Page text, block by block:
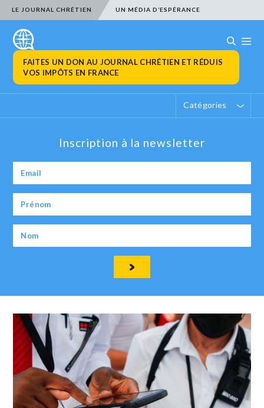
LE JOURNAL CHRÉTIEN UN MÉDIA D’ESPÉRANCE
FAITES UN DON AU JOURNAL CHRÉTIEN ET RÉDUIS
VOS IMPÔTS EN FRANCE
Catégories
Inscription à la newsletter